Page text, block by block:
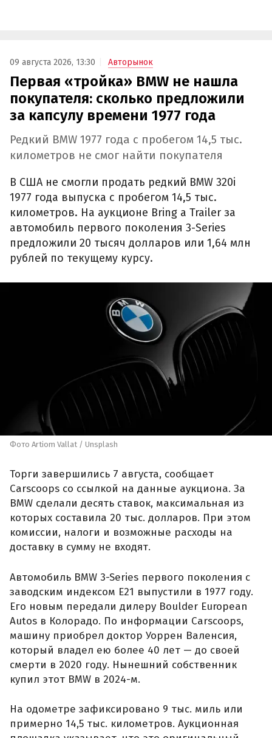
09 августа 2026, 13:30 Авторынок
Первая «тройка» BMW не нашла
покупателя: сколько предложили
за капсулу времени 1977 года
Редкий BMW 1977 года с пробегом 14,5 тыс.
километров не смог найти покупателя
В США не смогли продать редкий BMW 320i
1977 года выпуска с пробегом 14,5 тыс.
километров. На аукционе Bring a Trailer за
автомобиль первого поколения 3-Series
предложили 20 тысяч долларов или 1,64 млн
рублей по текущему курсу.
Фото Artiom Vallat / Unsplash
Торги завершились 7 августа, сообщает
Carscoops со ссылкой на данные аукциона. За
BMW сделали десять ставок, максимальная из
которых составила 20 тыс. долларов. При этом
комиссии, налоги и возможные расходы на
доставку в сумму не входят.
Автомобиль BMW 3-Series первого поколения с
заводским индексом E21 выпустили в 1977 году.
Его новым передали дилеру Boulder European
Autos в Колорадо. По информации Carscoops,
машину приобрел доктор Уоррен Валенсия,
который владел ею более 40 лет — до своей
смерти в 2020 году. Нынешний собственник
купил этот BMW в 2024-м.
На одометре зафиксировано 9 тыс. миль или
примерно 14,5 тыс. километров. Аукционная